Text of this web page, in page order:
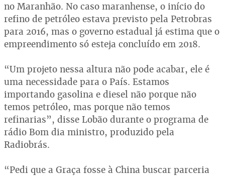
no Maranhão. No caso maranhense, o início do
refino de petróleo estava previsto pela Petrobras
para 2016, mas o governo estadual já estima que o
empreendimento só esteja concluído em 2018.
“Um projeto nessa altura não pode acabar, ele é
uma necessidade para o País. Estamos
importando gasolina e diesel não porque não
temos petróleo, mas porque não temos
refinarias”, disse Lobão durante o programa de
rádio Bom dia ministro, produzido pela
Radiobrás.
“Pedi que a Graça fosse à China buscar parceria